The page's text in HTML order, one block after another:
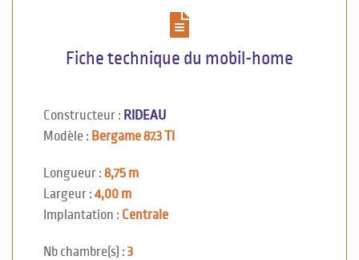
Fiche technique du mobil-home
Constructeur : RIDEAU
Modèle : Bergame 87.3 TI
Longueur : 8,75 m
Largeur : 4,00 m
Implantation : Centrale
Nb chambre(s) : 3